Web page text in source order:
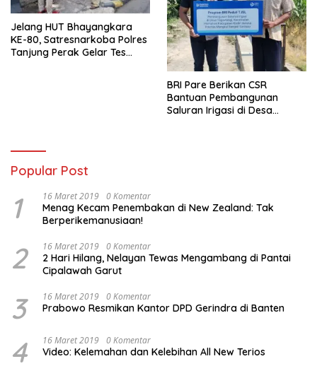
Jelang HUT Bhayangkara
KE-80, Satresnarkoba Polres
Tanjung Perak Gelar Tes
BRI Pare Berikan CSR
Bantuan Pembangunan
Saluran Irigasi di Desa
Popular Post
1 16 Maret 2019 0 Komentar
Menag Kecam Penembakan di New Zealand: Tak
Berperikemanusiaan!
2 16 Maret 2019 0 Komentar
2 Hari Hilang, Nelayan Tewas Mengambang di Pantai
Cipalawah Garut
3 16 Maret 2019 0 Komentar
Prabowo Resmikan Kantor DPD Gerindra di Banten
4 16 Maret 2019 0 Komentar
Video: Kelemahan dan Kelebihan All New Terios